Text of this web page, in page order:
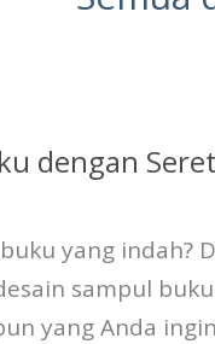
dengan
yang indah?
sampul
yang Anda